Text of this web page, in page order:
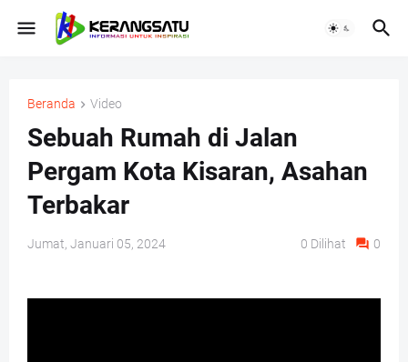
Beranda Video
Sebuah Rumah di Jalan
Pergam Kota Kisaran, Asahan
Terbakar
Jumat, Januari 05, 2024 0 Dilihat 0